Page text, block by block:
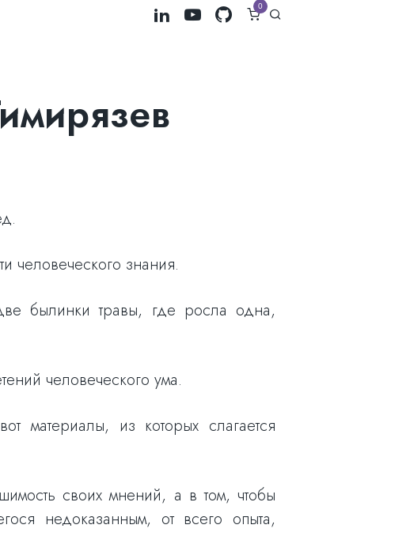
0
человеческого знания.
былинки травы, где росла одна,
человеческого ума.
материалы, из которых слагается
своих мнений, а в том, чтобы
недоказанным, от всего опыта,